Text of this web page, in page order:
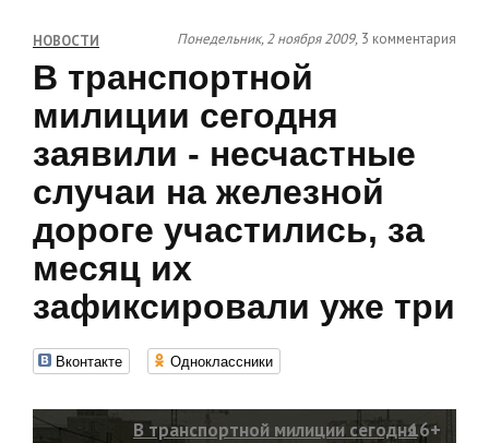
НОВОСТИ Понедельник, 2 ноября 2009, 3 комментария
В транспортной
милиции сегодня
заявили - несчастные
случаи на железной
дороге участились, за
месяц их
зафиксировали уже три
Вконтакте Одноклассники
В транспортной милиции сегодня16+